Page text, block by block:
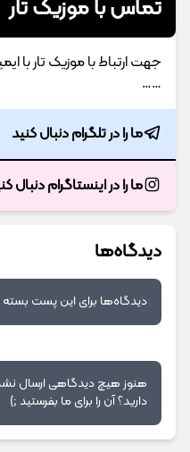
تماس با موزیک تار
جهت ارتباط با موزیک تار با
……
ما را در تلگرام دنبال کنید
ما را در اینستاگرام دنبال
دیدگاه‌ها
دیدگاه‌ها برای این پست
هنوز هیچ دیدگاهی ارسال
دارید؟ آن را برای ما بفرستید ;)